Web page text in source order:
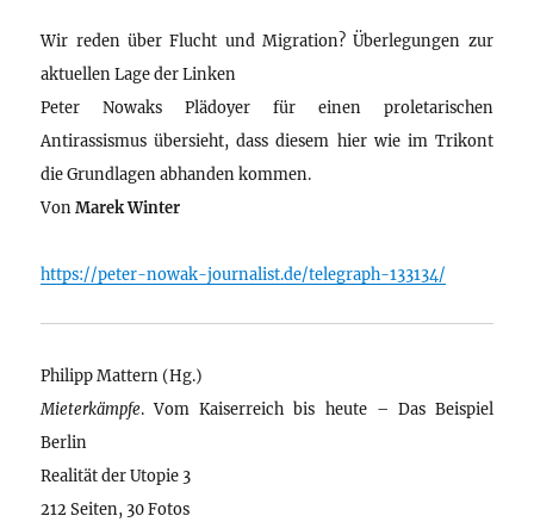
Wir reden über Flucht und Migration? Überlegungen zur
aktuellen Lage der Linken
Peter Nowaks Plädoyer für einen proletarischen
Antirassismus übersieht, dass diesem hier wie im Trikont
die Grundlagen abhanden kommen.
VonMarek Winter
https://peter-nowak-journalist.de/telegraph-133134/
Philipp Mattern (Hg.)
Mieterkämpfe. Vom Kaiserreich bis heute – Das Beispiel
Berlin
Realität der Utopie 3
212 Seiten, 30 Fotos